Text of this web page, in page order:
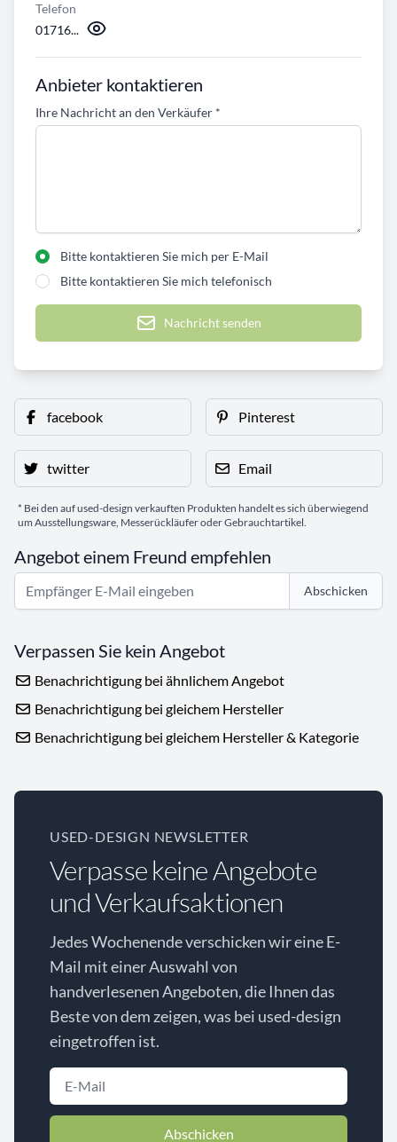
Telefon
01716...
Anbieter kontaktieren
Ihre Nachricht an den Verkäufer *
Bitte kontaktieren Sie mich per E-Mail
Bitte kontaktieren Sie mich telefonisch
Nachricht senden
facebook Pinterest
twitter Email
* Bei den auf used-design verkauften Produkten handelt es sich überwiegend
um Ausstellungsware, Messerückläufer oder Gebrauchtartikel.
Angebot einem Freund empfehlen
Abschicken
Verpassen Sie kein Angebot
Benachrichtigung bei ähnlichem Angebot
Benachrichtigung bei gleichem Hersteller
Benachrichtigung bei gleichem Hersteller & Kategorie
USED-DESIGN NEWSLETTER
Verpasse keine Angebote
und Verkaufsaktionen
Jedes Wochenende verschicken wir eine E-
Mail mit einer Auswahl von
handverlesenen Angeboten, die Ihnen das
Beste von dem zeigen, was bei used-design
eingetroffen ist.
Abschicken